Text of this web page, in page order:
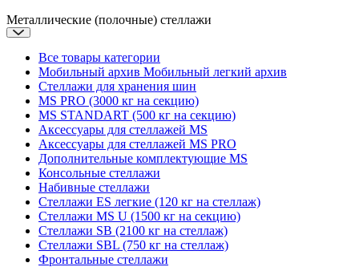
Металлические (полочные) стеллажи
Все товары категории
Мобильный архив Мобильный легкий архив
Стеллажи для хранения шин
MS PRO (3000 кг на секцию)
MS STANDART (500 кг на секцию)
Аксессуары для стеллажей MS
Аксессуары для стеллажей MS PRO
Дополнительные комплектующие MS
Консольные стеллажи
Набивные стеллажи
Стеллажи ES легкие (120 кг на стеллаж)
Стеллажи MS U (1500 кг на секцию)
Стеллажи SB (2100 кг на стеллаж)
Стеллажи SBL (750 кг на стеллаж)
Фронтальные стеллажи